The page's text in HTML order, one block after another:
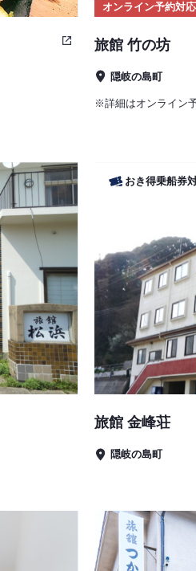
オンライン予約対
旅館 竹の坊
隠岐の島町
※詳細はオンライン
おき得乗船券
旅館 金峰荘
隠岐の島町